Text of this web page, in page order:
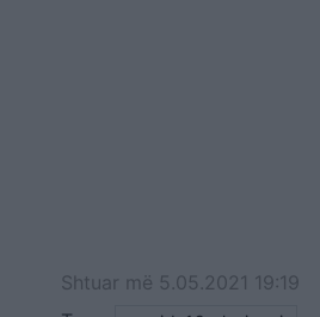
Shtuar më 5.05.2021 19:19